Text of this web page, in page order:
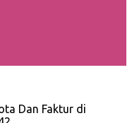
Dan Faktur di